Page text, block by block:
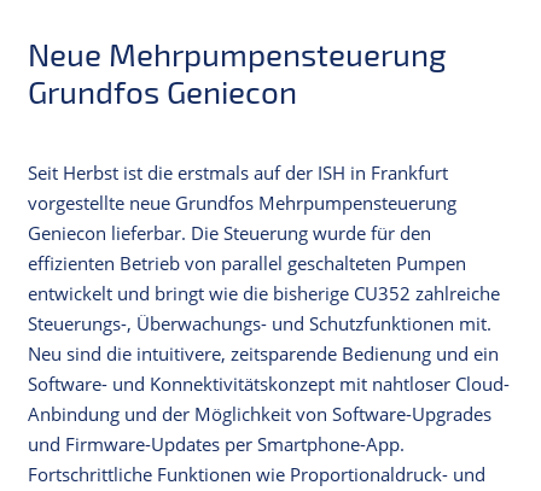
Neue Mehrpumpensteuerung
Grundfos Geniecon
Seit Herbst ist die erstmals auf der ISH in Frankfurt
vorgestellte neue Grundfos Mehrpumpensteuerung
Geniecon lieferbar. Die Steuerung wurde für den
effizienten Betrieb von parallel geschalteten Pumpen
entwickelt und bringt wie die bisherige CU352 zahlreiche
Steuerungs-, Überwachungs- und Schutzfunktionen mit.
Neu sind die intuitivere, zeitsparende Bedienung und ein
Software- und Konnektivitätskonzept mit nahtloser Cloud-
Anbindung und der Möglichkeit von Software-Upgrades
und Firmware-Updates per Smartphone-App.
Fortschrittliche Funktionen wie Proportionaldruck- und